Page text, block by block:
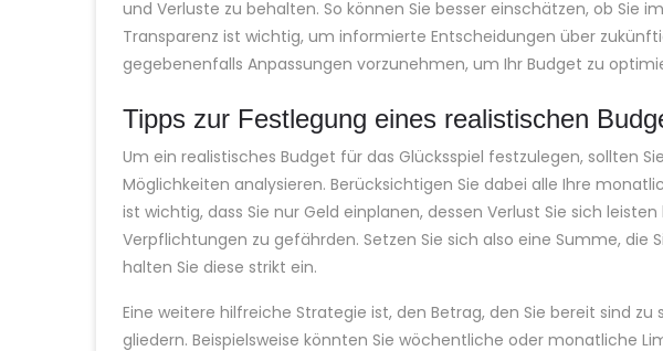
und Verluste zu behalten. So können Sie besser einschätzen, ob Sie
Transparenz ist wichtig, um informierte Entscheidungen über
gegebenenfalls Anpassungen vorzunehmen, um Ihr Budget zu
Tipps zur Festlegung eines realistischen
Um ein realistisches Budget für das Glücksspiel festzulegen, sollten
Möglichkeiten analysieren. Berücksichtigen Sie dabei alle Ihre
ist wichtig, dass Sie nur Geld einplanen, dessen Verlust Sie sich
Verpflichtungen zu gefährden. Setzen Sie sich also eine Summe, die
halten Sie diese strikt ein.
Eine weitere hilfreiche Strategie ist, den Betrag, den Sie bereit sind
gliedern. Beispielsweise könnten Sie wöchentliche oder monatliche